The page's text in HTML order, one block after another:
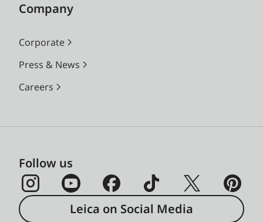
Company
Corporate
Press & News
Careers
Follow us
Leica on Social Media